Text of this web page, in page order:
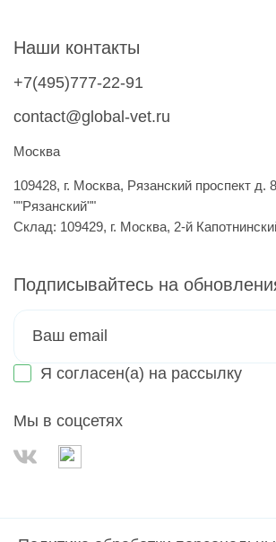
Наши контакты
+7(495)777-22-91
contact@global-vet.ru
Москва
109428, г. Москва, Рязанский проспект д.
""Рязанский""
Склад: 109429, г. Москва, 2-й
Подписывайтесь на
Я согласен(а) на рассылку
Мы в соцсетях